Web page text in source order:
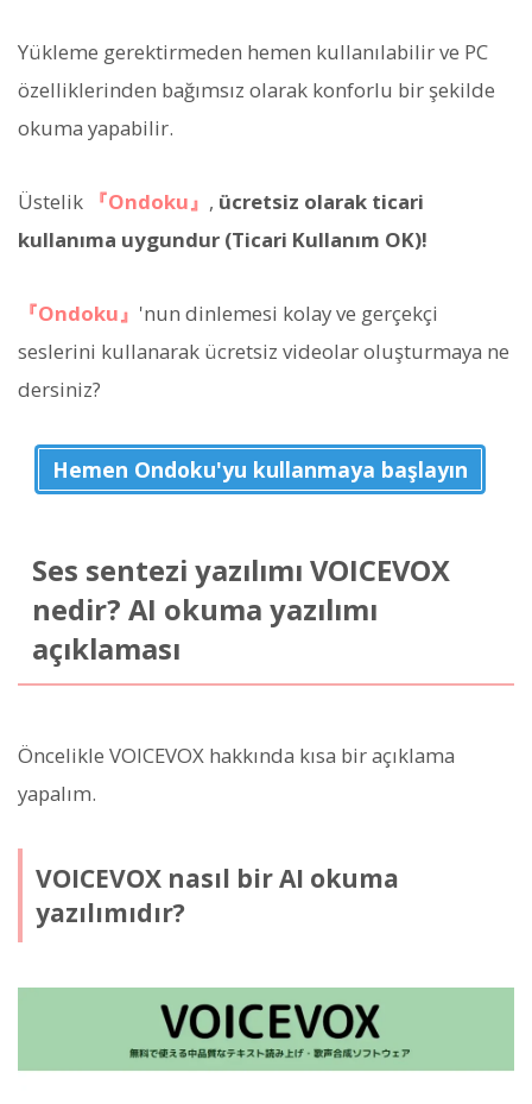
Yükleme gerektirmeden hemen kullanılabilir ve PC
özelliklerinden bağımsız olarak konforlu bir şekilde
okuma yapabilir.
Üstelik 『Ondoku』 , ücretsiz olarak ticari
kullanıma uygundur (Ticari Kullanım OK)!
『Ondoku』 'nun dinlemesi kolay ve gerçekçi
seslerini kullanarak ücretsiz videolar oluşturmaya ne
dersiniz?
Hemen Ondoku'yu kullanmaya başlayın
Ses sentezi yazılımı VOICEVOX
nedir? AI okuma yazılımı
açıklaması
Öncelikle VOICEVOX hakkında kısa bir açıklama
yapalım.
VOICEVOX nasıl bir AI okuma
yazılımıdır?